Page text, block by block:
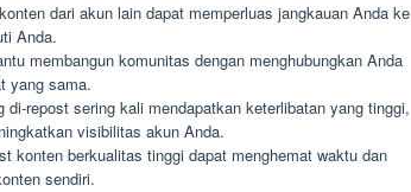
dari akun lain dapat memperluas jangkauan Anda ke
Anda.
membangun komunitas dengan menghubungkan Anda
yang sama.
di-repost sering kali mendapatkan keterlibatan yang tinggi,
visibilitas akun Anda.
konten berkualitas tinggi dapat menghemat waktu dan
sendiri.